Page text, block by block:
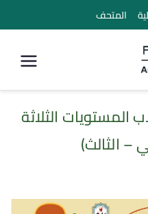
المتحف
كلية الأثار
المستويات الثلاثة
– الثالث)